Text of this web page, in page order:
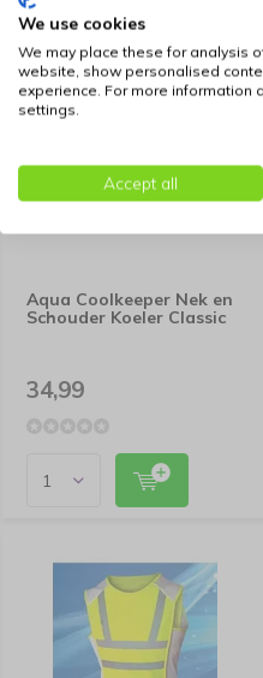
Aqua Coolkeeper Nek en
Schouder Koeler Classic
34,99
We use cookies
We may place these for analysis
website, show personalised
experience. For more information
settings.
Accept all